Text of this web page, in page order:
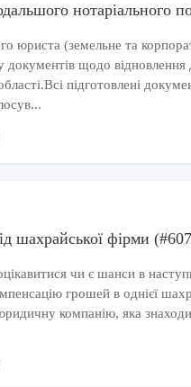
нотаріального
(земельне та
щодо відновлення
підготовлені
шахрайської фірми
чи є шанси в
грошей в однієї
компанію, яка